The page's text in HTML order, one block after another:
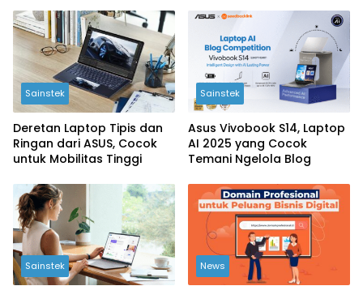
Sainstek
Deretan Laptop Tipis dan
Ringan dari ASUS, Cocok
untuk Mobilitas Tinggi
Sainstek
Asus Vivobook S14, Laptop
AI 2025 yang Cocok
Temani Ngelola Blog
Sainstek News